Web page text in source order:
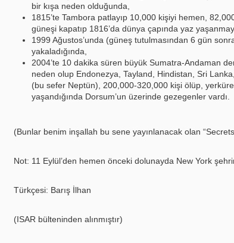
bir kışa neden olduğunda,
1815’te Tambora patlayıp 10,000 kişiyi hemen,
güneşi kapatıp 1816’da dünya çapında yaz
1999 Ağustos’unda (güneş tutulmasından 6 gün
yakaladığında,
2004’te 10 dakika süren büyük Sumatra-Andaman
neden olup Endonezya, Tayland, Hindistan, Sri
(bu sefer Neptün), 200,000-320,000 kişi ölüp,
yaşandığında Dorsum’un üzerinde gezegenler vardı.
(Bunlar benim inşallah bu sene yayınlanacak olan
Not: 11 Eylül’den hemen önceki dolunayda New York
Türkçesi: Barış İlhan
(ISAR bülteninden alınmıştır)